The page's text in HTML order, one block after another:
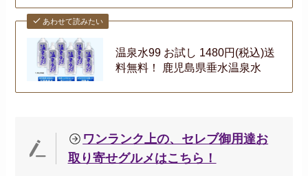
あわせて読みたい
温泉水99 お試し 1480円(税込)送
料無料！ 鹿児島県垂水温泉水
ワンランク上の、セレブ御用達お
取り寄せグルメはこちら！